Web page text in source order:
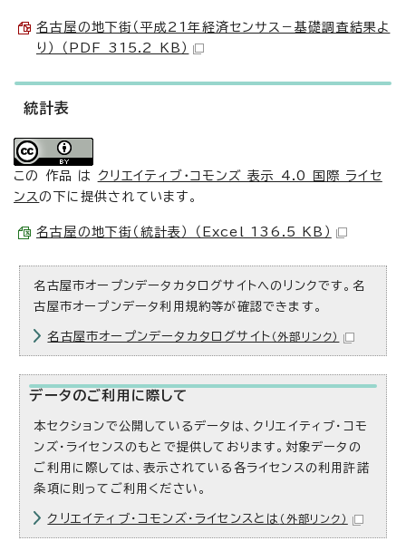
名古屋の地下街（平成21年経済センサス－基礎調査結果よ
り） （PDF 315.2 KB）
統計表
この 作品 は クリエイティブ・コモンズ 表示 4.0 国際 ライセ
ンスの下に提供されています。
名古屋の地下街（統計表） （Excel 136.5 KB）
名古屋市オープンデータカタログサイトへのリンクです。名
古屋市オープンデータ利用規約等が確認できます。
名古屋市オープンデータカタログサイト （外部リンク）
データのご利用に際して
本セクションで公開しているデータは、クリエイティブ・コモ
ンズ・ライセンスのもとで提供しております。対象データの
ご利用に際しては、表示されている各ライセンスの利用許諾
条項に則ってご利用ください。
クリエイティブ・コモンズ・ライセンスとは （外部リンク）